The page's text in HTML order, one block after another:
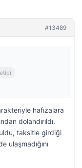
#13489
hafızalara
dolandırıldı.
taksitle girdiği
ulaşmadığını